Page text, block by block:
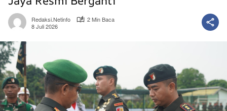
Redaksi.netinfo
2 Min Baca
8 Juli 2026